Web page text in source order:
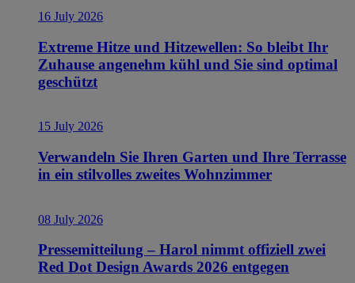
16 July 2026
Extreme Hitze und Hitzewellen: So bleibt Ihr
Zuhause angenehm kühl und Sie sind optimal
geschützt
15 July 2026
Verwandeln Sie Ihren Garten und Ihre Terrasse
in ein stilvolles zweites Wohnzimmer
08 July 2026
Pressemitteilung – Harol nimmt offiziell zwei
Red Dot Design Awards 2026 entgegen